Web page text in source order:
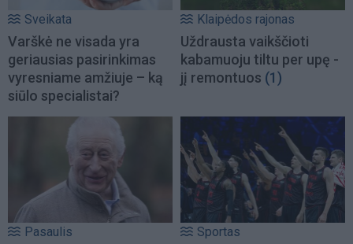
Sveikata
Varškė ne visada yra
geriausias pasirinkimas
vyresniame amžiuje – ką
siūlo specialistai?
Klaipėdos rajonas
Uždrausta vaikščioti
kabamuoju tiltu per upę -
jį remontuos (1)
Pasaulis Sportas